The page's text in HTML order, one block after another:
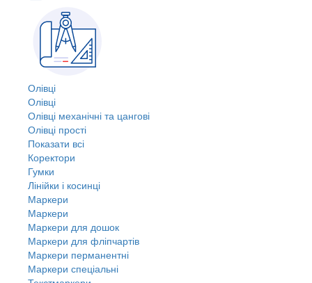
Олівці
Олівці
Олівці механічні та цангові
Олівці прості
Показати всі
Коректори
Гумки
Лінійки і косинці
Маркери
Маркери
Маркери для дошок
Маркери для фліпчартів
Маркери перманентні
Маркери спеціальні